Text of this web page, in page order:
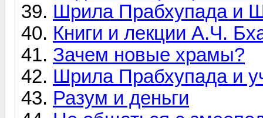
Шрила Прабхупада и
Книги и лекции А.Ч.
Зачем новые храмы?
Шрила Прабхупада и
Разум и деньги